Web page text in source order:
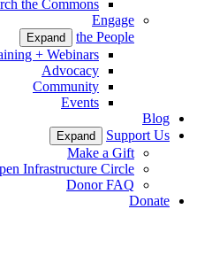
the Commons
Engage
the People
Expand
+ Webinars
Advocacy
Community
Events
Blog
Support Us
Expand
Make a Gift
Infrastructure Circle
Donor FAQ
Donate